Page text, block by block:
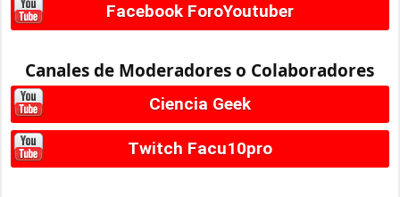
Facebook ForoYoutuber
Canales de Moderadores o Colaboradores
Ciencia Geek
Twitch Facu10pro